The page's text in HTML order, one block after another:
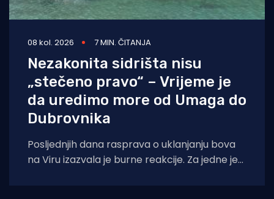
08 kol. 2026 7 MIN. ČITANJA
Nezakonita sidrišta nisu
„stečeno pravo“ – Vrijeme je
da uredimo more od Umaga do
Dubrovnika
Posljednjih dana rasprava o uklanjanju bova
na Viru izazvala je burne reakcije. Za jedne je